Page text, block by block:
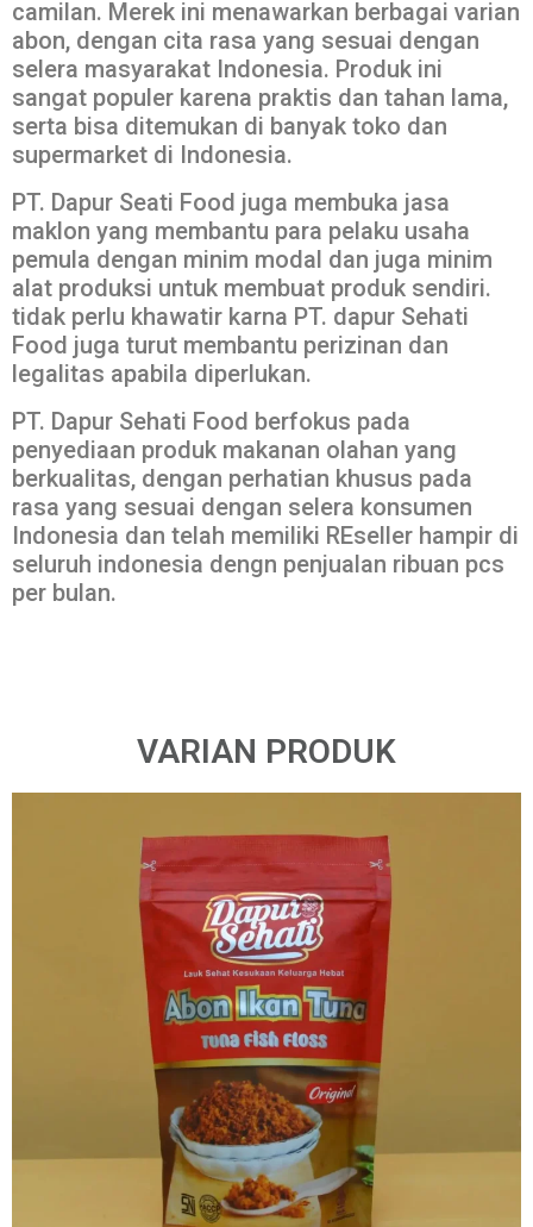
camilan. Merek ini menawarkan berbagai varian
abon, dengan cita rasa yang sesuai dengan
selera masyarakat Indonesia. Produk ini
sangat populer karena praktis dan tahan lama,
serta bisa ditemukan di banyak toko dan
supermarket di Indonesia.
PT. Dapur Seati Food juga membuka jasa
maklon yang membantu para pelaku usaha
pemula dengan minim modal dan juga minim
alat produksi untuk membuat produk sendiri.
tidak perlu khawatir karna PT. dapur Sehati
Food juga turut membantu perizinan dan
legalitas apabila diperlukan.
PT. Dapur Sehati Food berfokus pada
penyediaan produk makanan olahan yang
berkualitas, dengan perhatian khusus pada
rasa yang sesuai dengan selera konsumen
Indonesia dan telah memiliki REseller hampir di
seluruh indonesia dengn penjualan ribuan pcs
per bulan.
VARIAN PRODUK